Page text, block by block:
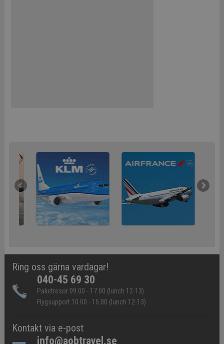
Ring oss gärna vardagar!
040-45 69 30
Paketresor 09.00 - 17.00 (lunch 12-13)
Flygsupport 10.00 - 15.00 (lunch 12-13)
Kontakt via e-post
info@aobtravel.se